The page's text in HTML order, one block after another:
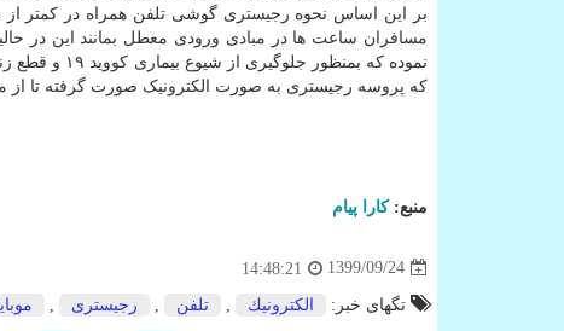
مسافران ساعت ها در مبادی ورودی معطل بمانند این در
نموده که
که پروسه رجیستری به صورت الکترونیک صورت گرفته تا
منبع:كارا پیام
1399/09/24
14:48:21
تگهای خبر: الكترونیك تلفن رجیستری